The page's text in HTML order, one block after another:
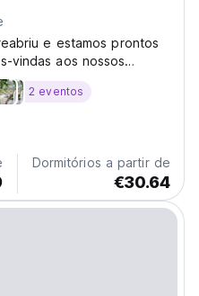
e estamos prontos
vindas aos nossos
nosso oásis especial
2 eventos
Dormitórios a partir de
€30.64